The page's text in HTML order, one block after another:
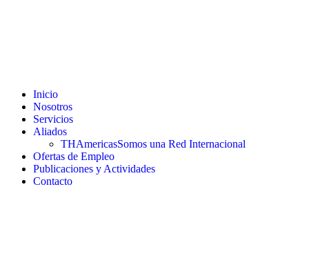
Inicio
Nosotros
Servicios
Aliados
THAmericasSomos una Red Internacional
Ofertas de Empleo
Publicaciones y Actividades
Contacto